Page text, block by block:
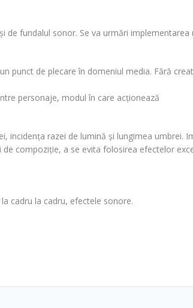
fundalul sonor. Se va urmări
punct de plecare în domeniul media. Fără
personaje, modul în care acţionează
incidenţa razei de lumină şi lungimea
compoziţie, a se evita folosirea efectelor
cadru la cadru, efectele sonore.